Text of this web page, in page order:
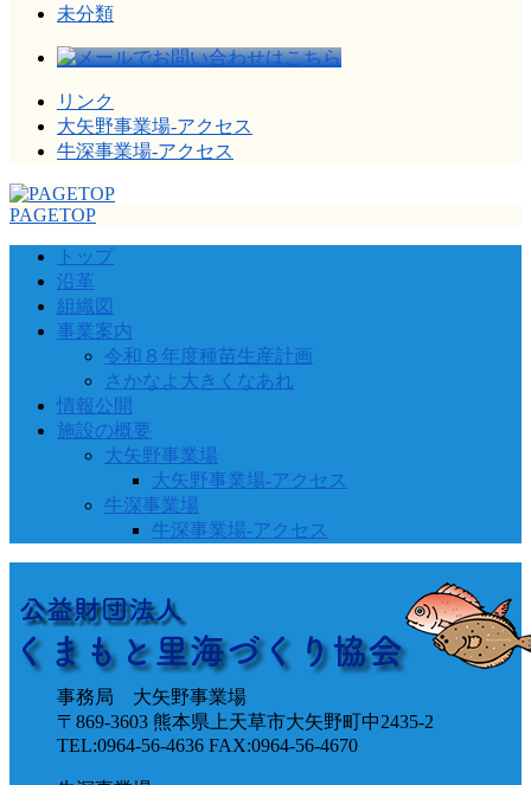
未分類
リンク
大矢野事業場-アクセス
牛深事業場-アクセス
PAGETOP
トップ
沿革
組織図
事業案内
令和８年度種苗生産計画
さかなよ大きくなあれ
情報公開
施設の概要
大矢野事業場
大矢野事業場-アクセス
牛深事業場
牛深事業場-アクセス
事務局 大矢野事業場
〒869-3603 熊本県上天草市大矢野町中2435-2
TEL:0964-56-4636 FAX:0964-56-4670